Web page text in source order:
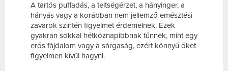
A tartós puffadás, a teltségérzet, a hányinger, a
hányás vagy a korábban nem jellemző emésztési
zavarok szintén figyelmet érdemelnek. Ezek
gyakran sokkal hétköznapibbnak tűnnek, mint egy
erős fájdalom vagy a sárgaság, ezért könnyű őket
figyelmen kívül hagyni.